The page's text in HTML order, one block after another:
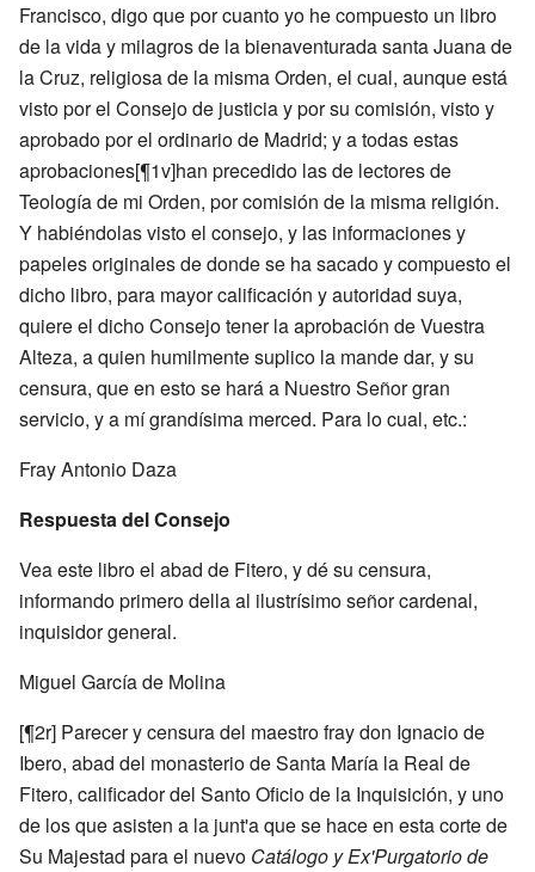
Francisco, digo que por cuanto yo he compuesto un libro
de la vida y milagros de la bienaventurada santa Juana de
la Cruz, religiosa de la misma Orden, el cual, aunque está
visto por el Consejo de justicia y por su comisión, visto y
aprobado por el ordinario de Madrid; y a todas estas
aprobaciones[¶1v]han precedido las de lectores de
Teología de mi Orden, por comisión de la misma religión.
Y habiéndolas visto el consejo, y las informaciones y
papeles originales de donde se ha sacado y compuesto el
dicho libro, para mayor calificación y autoridad suya,
quiere el dicho Consejo tener la aprobación de Vuestra
Alteza, a quien humilmente suplico la mande dar, y su
censura, que en esto se hará a Nuestro Señor gran
servicio, y a mí grandísima merced. Para lo cual, etc.:
Fray Antonio Daza
Respuesta del Consejo
Vea este libro el abad de Fitero, y dé su censura,
informando primero della al ilustrísimo señor cardenal,
inquisidor general.
Miguel García de Molina
[¶2r] Parecer y censura del maestro fray don Ignacio de
Ibero, abad del monasterio de Santa María la Real de
Fitero, calificador del Santo Oficio de la Inquisición, y uno
de los que asisten a la junt'a que se hace en esta corte de
Su Majestad para el nuevo Catálogo y Ex'Purgatorio de